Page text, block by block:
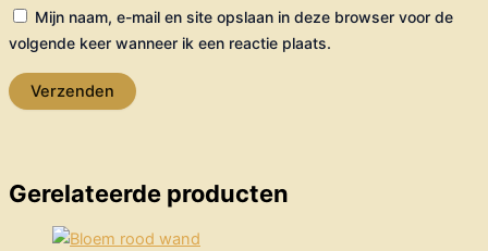
Mijn naam, e-mail en site opslaan in deze browser voor de
volgende keer wanneer ik een reactie plaats.
Gerelateerde producten